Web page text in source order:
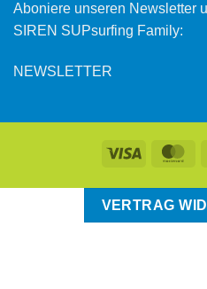
Aboniere unseren Newsletter
SIREN SUPsurfing Family:
NEWSLETTER
VERTRAG